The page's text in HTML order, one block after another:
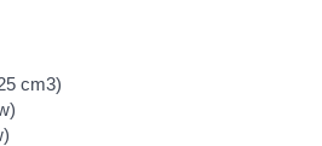
cm3)